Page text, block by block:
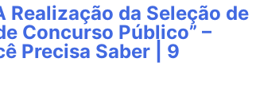
Realização da Seleção de
Concurso Público” –
Precisa Saber | 9